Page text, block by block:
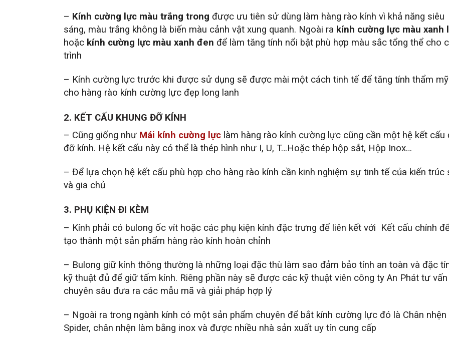
– Kính cường lực màu trắng trong được ưu tiên sử dùng làm hàng rào kính vì khả năng siêu
sáng, màu trắng không là biến màu cảnh vật xung quanh. Ngoài ra kính cường lực màu xanh
hoặc kính cường lực màu xanh đen để làm tăng tính nổi bật phù hợp màu sắc tổng thể cho
trình
– Kính cường lực trước khi được sử dụng sẽ được mài một cách tinh tế để tăng tính thẩm mỹ
cho hàng rào kính cường lực đẹp long lanh
2. KẾT CẤU KHUNG ĐỠ KÍNH
– Cũng giống như Mái kính cường lực làm hàng rào kính cường lực cũng cần một hệ kết cấu
đỡ kính. Hệ kết cấu này có thể là thép hình như I, U, T…Hoặc thép hộp sắt, Hộp Inox…
– Để lựa chọn hệ kết cấu phù hợp cho hàng rào kính cần kinh nghiệm sự tinh tế của kiến trúc
và gia chủ
3. PHỤ KIỆN ĐI KÈM
– Kính phải có bulong ốc vít hoặc các phụ kiện kính đặc trưng để liên kết với Kết cấu chính
tạo thành một sản phẩm hàng rào kính hoàn chỉnh
– Bulong giữ kính thông thường là những loại đặc thù làm sao đảm bảo tính an toàn và đặc
kỹ thuật đủ để giữ tấm kính. Riêng phần này sẽ được các kỹ thuật viên công ty An Phát tư vấn
chuyên sâu đưa ra các mẫu mã và giải pháp hợp lý
– Ngoài ra trong ngành kính có một sản phẩm chuyên để bắt kính cường lực đó là Chân nhện
Spider, chân nhện làm bằng inox và được nhiều nhà sản xuất uy tín cung cấp